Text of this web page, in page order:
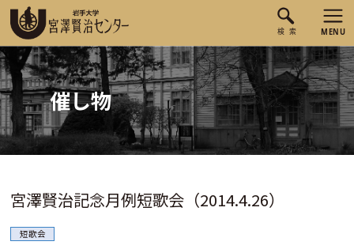
催し物
宮澤賢治記念月例短歌会（2014.4.26）
短歌会